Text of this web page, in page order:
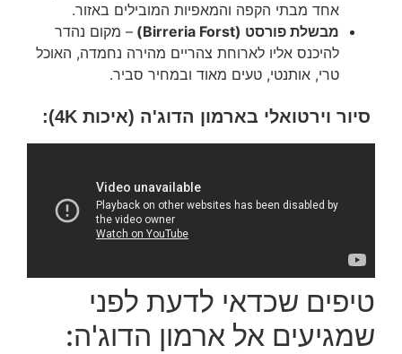
אחד מבתי הקפה והמאפיות המובילים באזור.
מבשלת פורסט (Birreria Forst)
– מקום נהדר
להיכנס אליו לארוחת צהריים מהירה נחמדה, האוכל
טרי, אותנטי, טעים מאוד ובמחיר סביר.
סיור וירטואלי בארמון הדוג'ה (איכות 4K):
טיפים שכדאי לדעת לפני
שמגיעים אל ארמון הדוג'ה: